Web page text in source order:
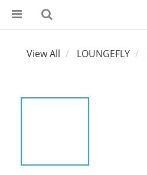
View All LOUNGEFLY